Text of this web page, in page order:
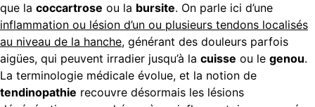
que la coccartrose ou la bursite. On parle ici d’une
inflammation ou lésion d’un ou plusieurs tendons localisés
au niveau de la hanche, générant des douleurs parfois
aigües, qui peuvent irradier jusqu’à la cuisse ou le genou.
La terminologie médicale évolue, et la notion de
tendinopathie recouvre désormais les lésions